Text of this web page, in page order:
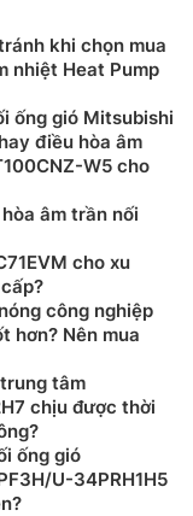
NT-
nước có thể
dàng lắp đặt
các điều kiện
khi chọn mua
nhiệt Heat Pump
ống gió Mitsubishi
điều hòa âm
W5 cho
âm trần nối
cho xu
công nghiệp
hơn? Nên mua
tâm
chịu được thời
ống gió
U-34PRH1H5